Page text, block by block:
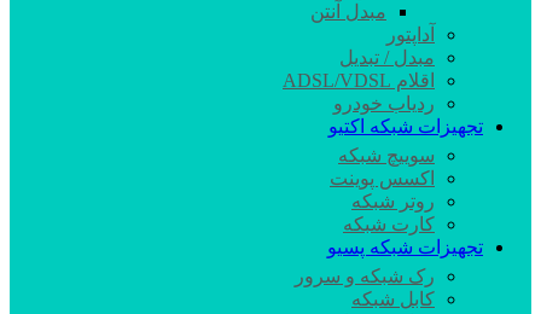
مبدل آنتن
آداپتور
مبدل / تبدیل
اقلام ADSL/VDSL
ردیاب خودرو
تجهیزات شبکه اکتیو
سوییچ شبکه
اکسس پوینت
روتر شبکه
کارت شبکه
تجهیزات شبکه پسیو
رک شبکه و سرور
کابل شبکه